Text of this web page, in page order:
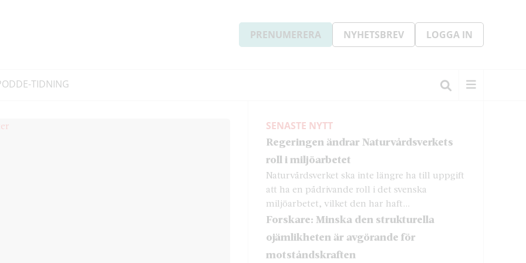
PRENUMERERA NYHETSBREV LOGGA IN
E-TIDNING
SENASTE NYTT
Regeringen ändrar Naturvårdsverkets
roll i miljöarbetet
Naturvårdsverket ska inte längre ha till uppgift
att ha en pådrivande roll i det svenska
miljöarbetet, vilket den har haft...
Forskare: Minska den strukturella
ojämlikheten är avgörande för
motståndskraften